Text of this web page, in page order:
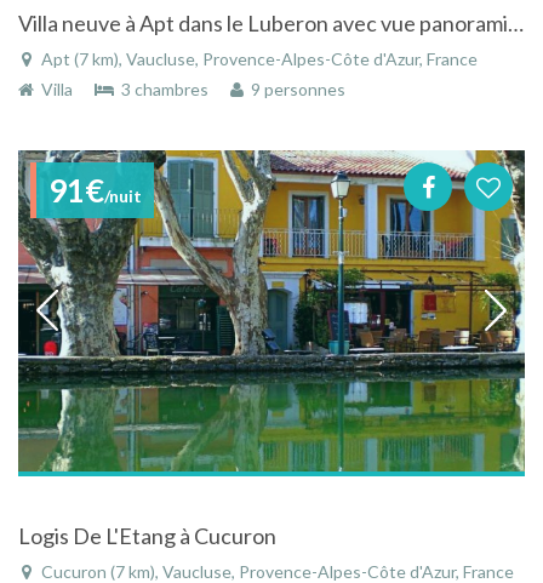
Villa neuve à Apt dans le Luberon avec vue panoramique sur ville et Mt Ventoux
Apt (7 km), Vaucluse, Provence-Alpes-Côte d'Azur, France
Villa
3 chambres 9 personnes
91€/nuit
Logis De L'Etang à Cucuron
Cucuron (7 km), Vaucluse, Provence-Alpes-Côte d'Azur, France